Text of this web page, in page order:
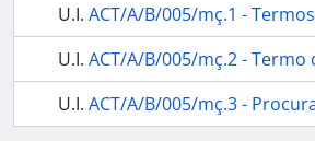
U.I. ACT/A/B/005/mç.1 - Termos de juramento e
U.I. ACT/A/B/005/mç.2 - Termo de juramento e
U.I. ACT/A/B/005/mç.3 - Procuração para